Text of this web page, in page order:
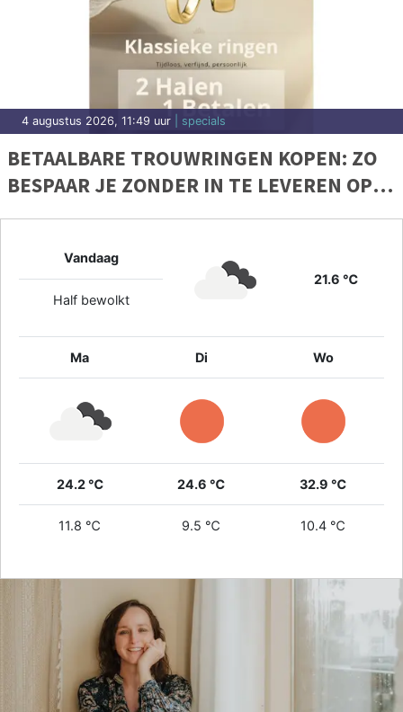
4 augustus 2026, 11:49 uur | specials
BETAALBARE TROUWRINGEN KOPEN: ZO
BESPAAR JE ZONDER IN TE LEVEREN OP
KWALITEIT
Vandaag
21.6 ℃
Half bewolkt
Ma Di Wo
24.2 ℃ 24.6 ℃ 32.9 ℃
11.8 ℃ 9.5 ℃ 10.4 ℃